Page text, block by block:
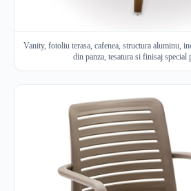
Vanity, fotoliu terasa, cafenea, structura aluminu,
din panza, tesatura si finisaj special